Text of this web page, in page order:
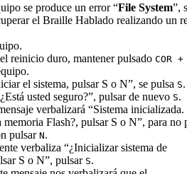
se produce un error “File System”,
el Braille Hablado realizando un
reinicio duro, mantener pulsado COR
el sistema, pulsar S o N”, se pulsa S.
usted seguro?”, pulsar de nuevo S.
verbalizará “Sistema inicializada.
Flash?, pulsar S o N”, para no
pulsarN.
verbaliza “¿Inicializar sistema de
S o N”, pulsar S.